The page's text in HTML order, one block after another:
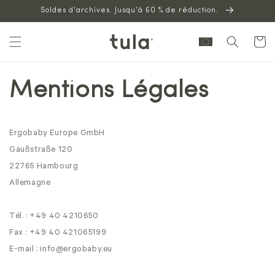
Aller au
contenu
Soldes d'archives. Jusqu'à 60 % de réduction.
Panier
Mentions Légales
Ergobaby Europe GmbH
Gaußstraße 120
22765 Hambourg
Allemagne
Tél. : +49 40 4210650
Fax : +49 40 421065199
E-mail : info@ergobaby.eu